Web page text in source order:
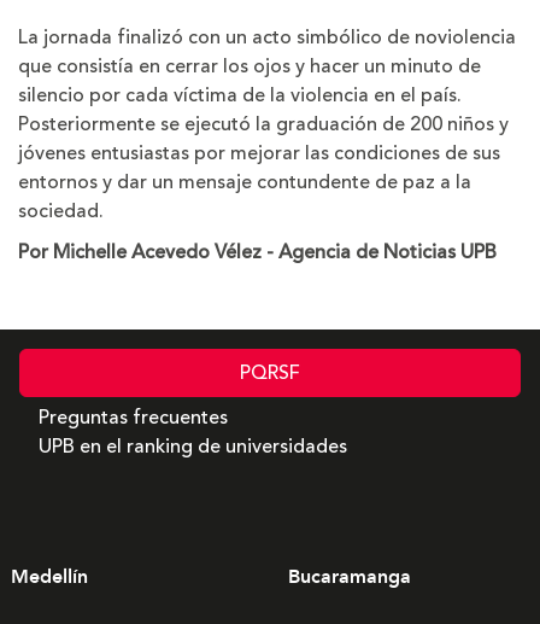
La jornada finalizó con un acto simbólico de noviolencia
que consistía en cerrar los ojos y hacer un minuto de
silencio por cada víctima de la violencia en el país.
Posteriormente se ejecutó la graduación de 200 niños y
jóvenes entusiastas por mejorar las condiciones de sus
entornos y dar un mensaje contundente de paz a la
sociedad.
Por Michelle Acevedo Vélez - Agencia de Noticias UPB
PQRSF
Preguntas frecuentes
UPB en el ranking de universidades
Medellín Bucaramanga